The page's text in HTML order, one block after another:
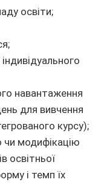
освіти;
навантаження
для вивчення
курсу);
чи модифікацію
освітньої
і темп їх